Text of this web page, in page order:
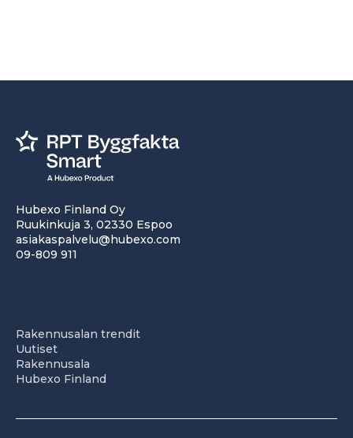
Hubexo Finland Oy
Ruukinkuja 3, 02330 Espoo
asiakaspalvelu@hubexo.com
09-809 911
Rakennusalan trendit
Uutiset
Rakennusala
Hubexo Finland